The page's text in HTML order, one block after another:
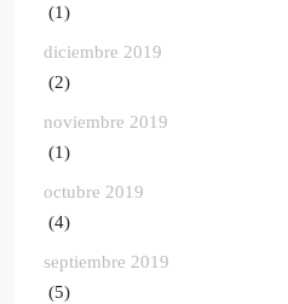
(1)
diciembre 2019
(2)
noviembre 2019
(1)
octubre 2019
(4)
septiembre 2019
(5)